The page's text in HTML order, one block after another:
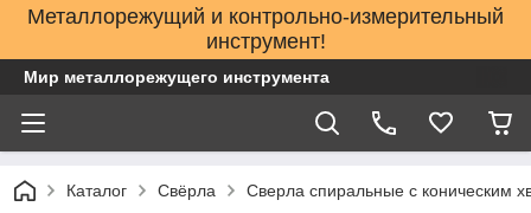
Металлорежущий и контрольно-измерительный
инструмент!
Мир металлорежущего инструмента
Каталог Свёрла Сверла спиральные с коническим